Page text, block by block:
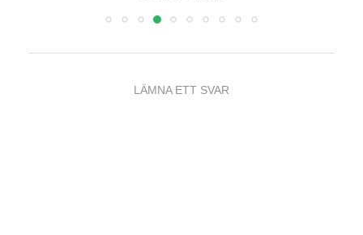
LÄMNA ETT SVAR